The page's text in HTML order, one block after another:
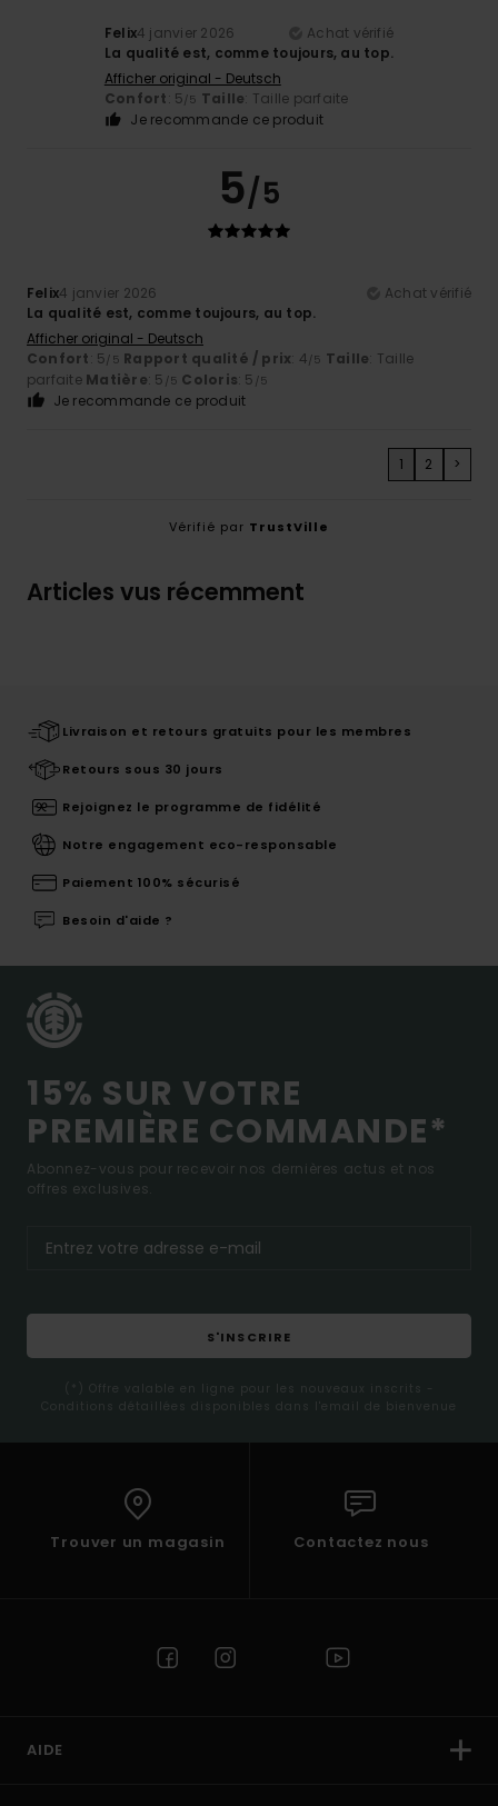
Felix4 janvier 2026
Achat vérifié
La qualité est, comme toujours, au top.
Afficher original - Deutsch
Confort: 5/5 Taille: Taille parfaite
Je recommande ce produit
5/5
Felix4 janvier 2026
Achat vérifié
La qualité est, comme toujours, au top.
Afficher original - Deutsch
Confort: 5/5 Rapport qualité / prix: 4/5 Taille: Taille
parfaite Matière: 5 /5 Coloris: 5 /5
Je recommande ce produit
1 2 >
Vérifié par TrustVille
Articles vus récemment
Livraison et retours gratuits pour les membres
Retours sous 30 jours
Rejoignez le programme de fidélité
Notre engagement eco-responsable
Paiement 100% sécurisé
Besoin d'aide ?
15% SUR VOTRE
PREMIÈRE COMMANDE*
Abonnez-vous pour recevoir nos dernières actus et nos
offres exclusives.
S'INSCRIRE
(*) Offre valable en ligne pour les nouveaux inscrits -
Conditions détaillées disponibles dans l'email de bienvenue
Trouver un magasin Contactez nous
AIDE